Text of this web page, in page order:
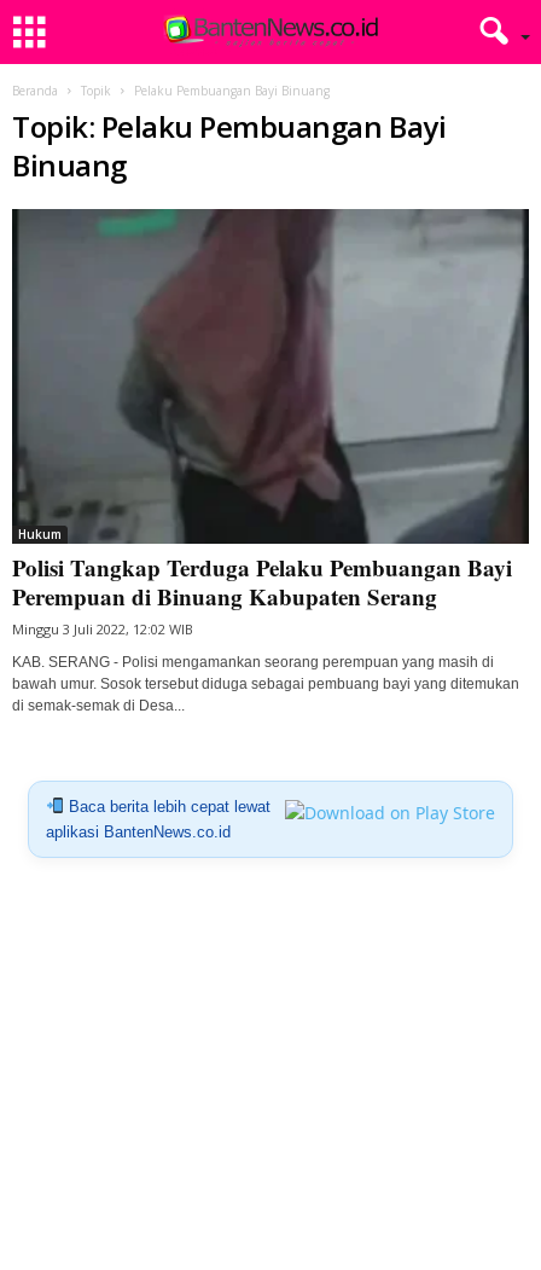
Beranda Topik Pelaku Pembuangan Bayi Binuang
Topik: Pelaku Pembuangan Bayi
Binuang
Hukum
Polisi Tangkap Terduga Pelaku Pembuangan Bayi
Perempuan di Binuang Kabupaten Serang
Minggu 3 Juli 2022, 12:02 WIB
KAB. SERANG - Polisi mengamankan seorang perempuan yang masih di
bawah umur. Sosok tersebut diduga sebagai pembuang bayi yang ditemukan
di semak-semak di Desa...
Baca berita lebih cepat lewat
aplikasi BantenNews.co.id